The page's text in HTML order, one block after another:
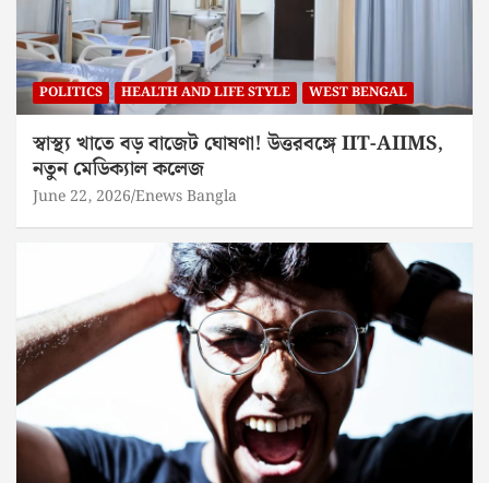
POLITICS HEALTH AND LIFE STYLE WEST BENGAL
স্বাস্থ্য খাতে বড় বাজেট ঘোষণা! উত্তরবঙ্গে IIT-AIIMS,
নতুন মেডিক্যাল কলেজ
June 22, 2026 Enews Bangla